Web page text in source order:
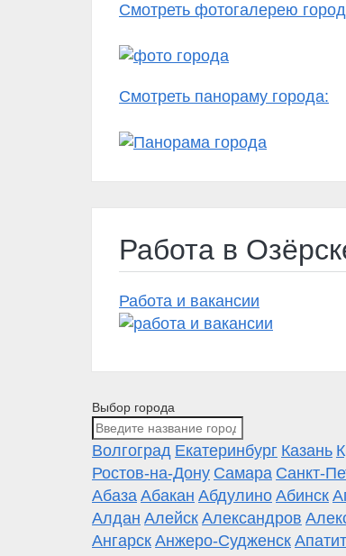
Смотреть фотогалерею
Смотреть панораму города:
Работа в
Работа и вакансии
Выбор города
Волгоград Екатеринбург Казань
Ростов-на-Дону Самара Санкт-
Абаза Абакан Абдулино Абинск
Алдан Алейск Александров
Ангарск Анжеро-Судженск